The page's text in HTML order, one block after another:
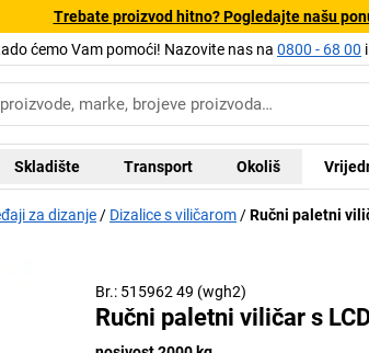
Trebate proizvod hitno? Pogledajte našu
ćemo Vam pomoći! Nazovite nas na 0800 - 68 00
Skladište Transport Okoliš
za dizanje Dizalice s viličarom Ručni paletni
Br.: 515962 49 (wgh2)
Ručni paletni viličar s